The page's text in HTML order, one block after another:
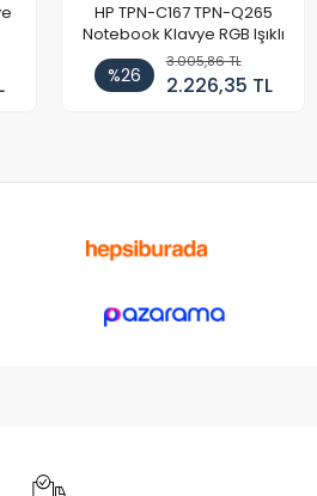
HP TPN-C167 TPN-Q265
Notebook Klavye RGB Işıklı
%26
3.005,86 TL
2.226,35 TL